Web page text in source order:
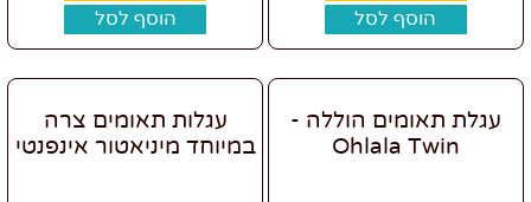
הוסף לסל
הוסף לסל
עגלת תאומים הוללה -
Ohlala Twin
עגלות תאומים צרה
במיוחד מיניאטור אינפנטי